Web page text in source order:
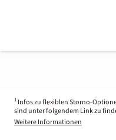
1 Infos zu flexiblen Storno-
sind unter folgendem Link zu
Weitere Informationen